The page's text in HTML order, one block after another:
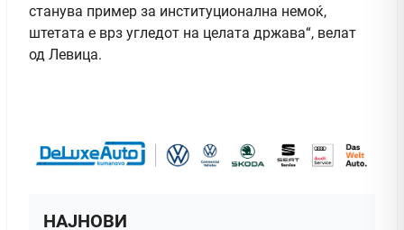
станува пример за институционална немоќ,
штетата е врз угледот на целата држава“, велат
од Левица.
НАЈНОВИ